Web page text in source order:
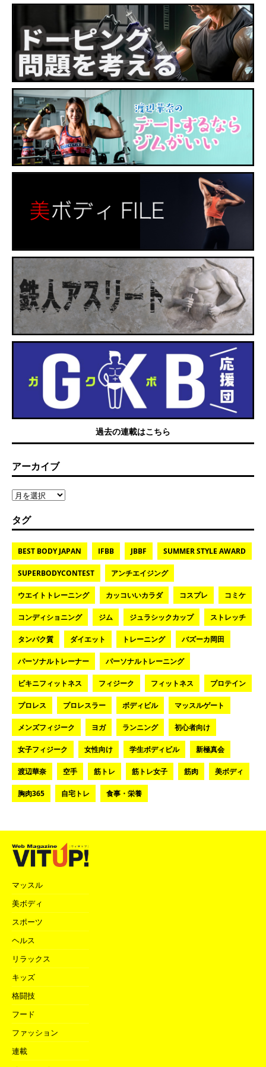
過去の連載はこちら
アーカイブ
タグ
BEST BODY JAPAN IFBB JBBF SUMMER STYLE AWARD
SUPERBODYCONTEST アンチエイジング
ウエイトトレーニング カッコいいカラダ コスプレ コミケ
コンディショニング ジム ジュラシックカップ ストレッチ
タンパク質 ダイエット トレーニング バズーカ岡田
パーソナルトレーナー パーソナルトレーニング
ビキニフィットネス フィジーク フィットネス プロテイン
プロレス プロレスラー ボディビル マッスルゲート
メンズフィジーク ヨガ ランニング 初心者向け
女子フィジーク 女性向け 学生ボディビル 新極真会
渡辺華奈 空手 筋トレ 筋トレ女子 筋肉 美ボディ
胸肉365 自宅トレ 食事・栄養
マッスル
美ボディ
スポーツ
ヘルス
リラックス
キッズ
格闘技
フード
ファッション
連載